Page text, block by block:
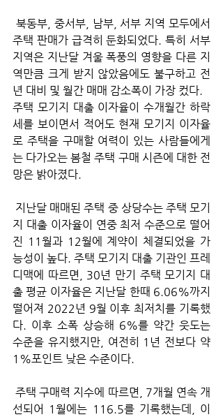
주택 판매가 급격히 둔화되었다. 특히 서부
지역은 지난달 겨울 폭풍의 영향을 다른 지
역만큼 크게 받지 않았음에도 불구하고 전
년 대비 및 월간 매매 감소폭이 가장 컸다.
주택 모기지 대출 이자율이 수개월간 하락
세를 보이면서 적어도 현재 모기지 이자율
로 주택을 구매할 여력이 있는 사람들에게
는 다가오는 봄철 주택 구매 시즌에 대한 전
망은 밝아졌다.
지 대출 이자율이 연중 최저 수준으로 떨어
진 11월과 12월에 계약이 체결되었을 가
능성이 높다. 주택 모기지 대출 기관인 프레
디맥에 따르면, 30년 만기 주택 모기지 대
출 평균 이자율은 지난달 한때 6.06%까지
떨어져 2022년 9월 이후 최저치를 기록했
다. 이후 소폭 상승해 6%를 약간 웃도는
수준을 유지했지만, 여전히 1년 전보다 약
1%포인트 낮은 수준이다.
주택 구매력 지수에 따르면, 7개월 연속 개
선되어 1월에는 116.5를 기록했는데, 이